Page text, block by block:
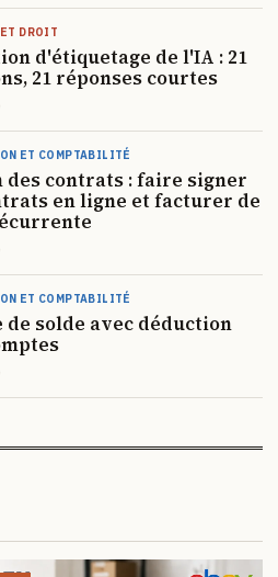
DROIT
d'étiquetage de l'IA : 21
21 réponses courtes
ET COMPTABILITÉ
des contrats : faire signer
en ligne et facturer de
ET COMPTABILITÉ
de solde avec déduction